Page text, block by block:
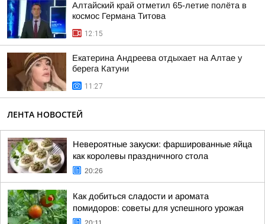
Алтайский край отметил 65-летие полёта в
космос Германа Титова
12:15
Екатерина Андреева отдыхает на Алтае у
берега Катуни
11:27
ЛЕНТА НОВОСТЕЙ
Невероятные закуски: фаршированные яйца
как королевы праздничного стола
20:26
Как добиться сладости и аромата
помидоров: советы для успешного урожая